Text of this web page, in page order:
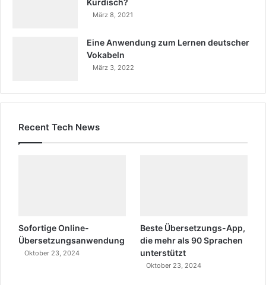
Kurdisch?
März 8, 2021
Eine Anwendung zum Lernen deutscher
Vokabeln
März 3, 2022
Recent Tech News
Sofortige Online-
Übersetzungsanwendung
Oktober 23, 2024
Beste Übersetzungs-App,
die mehr als 90 Sprachen
unterstützt
Oktober 23, 2024